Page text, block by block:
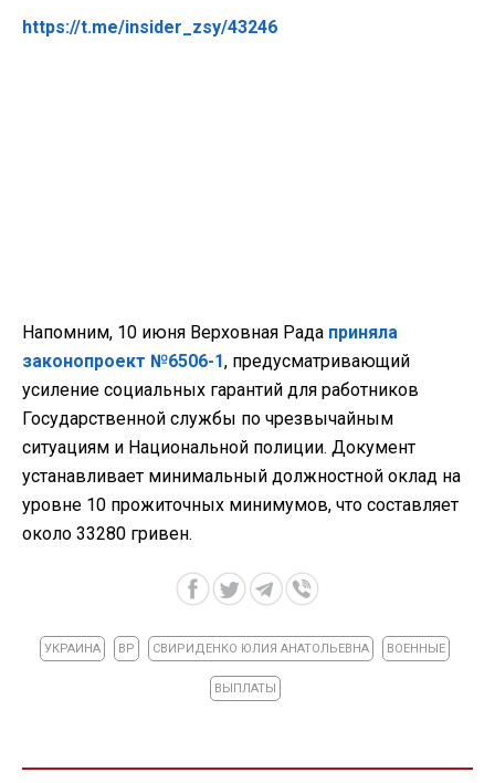
https://t.me/insider_zsy/43246
Напомним, 10 июня Верховная Рада приняла
законопроект №6506-1, предусматривающий
усиление социальных гарантий для работников
Государственной службы по чрезвычайным
ситуациям и Национальной полиции. Документ
устанавливает минимальный должностной оклад на
уровне 10 прожиточных минимумов, что составляет
около 33280 гривен.
УКРАИНА ВР СВИРИДЕНКО ЮЛИЯ АНАТОЛЬЕВНА ВОЕННЫЕ
ВЫПЛАТЫ